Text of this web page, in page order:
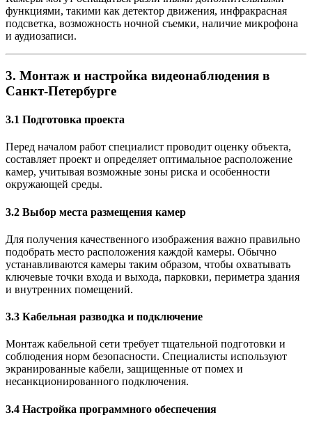
функциями, такими как детектор движения, инфракрасная
подсветка, возможность ночной съемки, наличие микрофона
и аудиозаписи.
3. Монтаж и настройка видеонаблюдения в
Санкт-Петербурге
3.1 Подготовка проекта
Перед началом работ специалист проводит оценку объекта,
составляет проект и определяет оптимальное расположение
камер, учитывая возможные зоны риска и особенности
окружающей среды.
3.2 Выбор места размещения камер
Для получения качественного изображения важно правильно
подобрать место расположения каждой камеры. Обычно
устанавливаются камеры таким образом, чтобы охватывать
ключевые точки входа и выхода, парковки, периметра здания
и внутренних помещений.
3.3 Кабельная разводка и подключение
Монтаж кабельной сети требует тщательной подготовки и
соблюдения норм безопасности. Специалисты используют
экранированные кабели, защищенные от помех и
несанкционированного подключения.
3.4 Настройка программного обеспечения